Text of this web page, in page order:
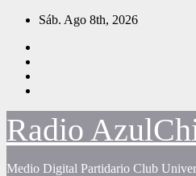
Saltar
contenido
Sáb. Ago 8th, 2026
Radio
Medio Digital Partidario Club